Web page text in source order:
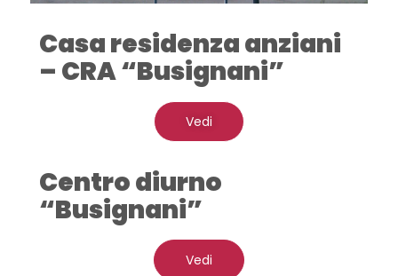
Casa residenza anziani
– CRA“Busignani”
Vedi
Centro diurno
“Busignani”
Vedi